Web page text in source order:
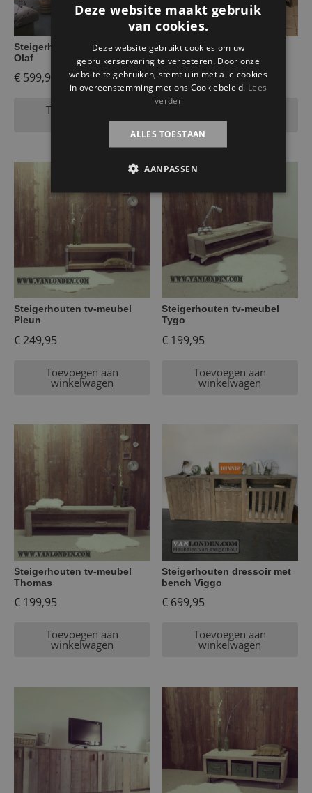
Steigerhouten tv-meubel
Olaf
€ 599,95
Toevoegen aan
winkelwagen
Steigerhouten tv-meubel
Merel
€499,95
winkelwagen
Steigerhouten tv-meubel
Pleun
€249,95
Toevoegen aan
winkelwagen
Steigerhouten tv-meubel
Tygo
€ 199,95
Toevoegen aan
winkelwagen
Steigerhouten tv-meubel
Thomas
€ 199,95
Toevoegen aan
winkelwagen
Steigerhouten dressoir met
bench Viggo
€ 699,95
Toevoegen aan
winkelwagen
Deze website maakt gebruik
van cookies.
Deze website gebruikt cookies om uw
gebruikerservaring te verbeteren. Door onze
website te gebruiken, stemt u in met alle cookies
in overeenstemming met ons Cookiebeleid. Lees
verder
ALLES TOESTAAN
AANPASSEN